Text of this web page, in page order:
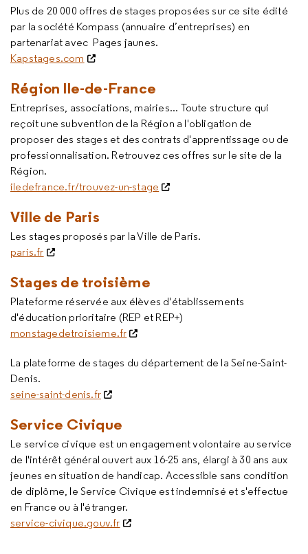
Plus de 20 000 offres de stages proposées sur ce site édité
par la société Kompass (annuaire d’entreprises) en
partenariat avec Pages jaunes.
Kapstages.com
Région Ile-de-France
Entreprises, associations, mairies... Toute structure qui
reçoit une subvention de la Région a l'obligation de
proposer des stages et des contrats d'apprentissage ou de
professionnalisation. Retrouvez ces offres sur le site de la
Région.
iledefrance.fr/trouvez-un-stage
Ville de Paris
Les stages proposés par la Ville de Paris.
paris.fr
Stages de troisième
Plateforme réservée aux élèves d'établissements
d'éducation prioritaire (REP et REP+)
monstagedetroisieme.fr
La plateforme de stages du département de la Seine-Saint-
Denis.
seine-saint-denis.fr
Service Civique
Le service civique est un engagement volontaire au service
de l'intérêt général ouvert aux 16-25 ans, élargi à 30 ans aux
jeunes en situation de handicap. Accessible sans condition
de diplôme, le Service Civique est indemnisé et s'effectue
en France ou à l'étranger.
service-civique.gouv.fr